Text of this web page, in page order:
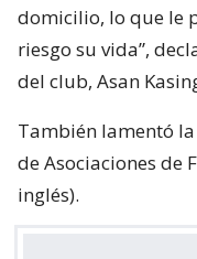
domicilio, lo que le
riesgo su vida”,
del club, Asan
También lamentó
de Asociaciones de
inglés).